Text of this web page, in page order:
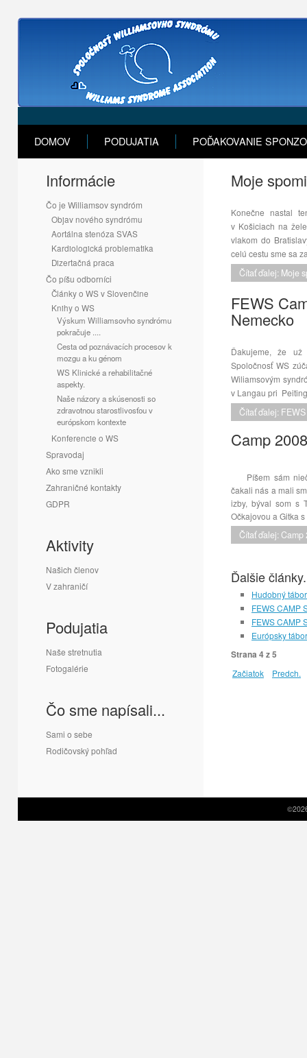
DOMOV PODUJATIA POĎAKOVANIE
Informácie
Čo je Williamsov syndróm
Objav nového syndrómu
Aortálna stenóza SVAS
Kardiologická problematika
Dizertačná praca
Čo píšu odborníci
Články o WS v Slovenčine
Knihy o WS
Výskum Williamsovho syndrómu
pokračuje ....
Cesta od poznávacích procesov k
mozgu a ku génom
WS Klinické a rehabilitačné
aspekty.
Naše názory a skúsenosti so
zdravotnou starostlivosťou v
európskom kontexte
Konferencie o WS
Spravodaj
Ako sme vznikli
Zahraničné kontakty
GDPR
Aktivity
Našich členov
V zahraničí
Podujatia
Naše stretnutia
Fotogalérie
Čo sme napísali...
Sami o sebe
Rodičovský pohľad
Moje
Konečne nastal
v Košiciach na
vlakom do
celú cestu sme sa
Čítať ďalej: Moje
FEWS
Nemecko
Ďakujeme, že
Spoločnosť WS
Wiliamsovým
v Langau pri
Čítať ďalej:
Camp
Píšem sám
čakali nás a mali
izby, býval som s
Očkajovou a Gitka
Čítať ďalej:
Ďalšie
Hudobný
FEWS CAMP
FEWS CAMP
Európsky
Strana 4 z 5
Začiatok Predch.